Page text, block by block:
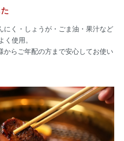
にく・しょうが・ごま油・果汁など
使用。
からご年配の方まで安心してお使い